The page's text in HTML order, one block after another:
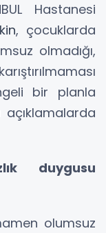
Hastanesi
, çocuklarda
olmadığı,
bir planla
duygusu
olumsuz